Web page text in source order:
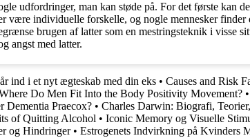
udfordringer, man kan støde på. For det første kan
være individuelle forskelle, og nogle mennesker
brugen af latter som en mestringsteknik i visse
angst med latter.
ind i et nyt ægteskab med din eks • Causes and Risk
Do Men Fit Into the Body Positivity Movement? •
Dementia Praecox? • Charles Darwin: Biografi,
of Quitting Alcohol • Iconic Memory og Visuelle
og Hindringer• Estrogenets Indvirkning på Kvinders